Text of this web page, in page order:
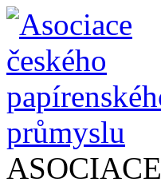
ASOCIACE